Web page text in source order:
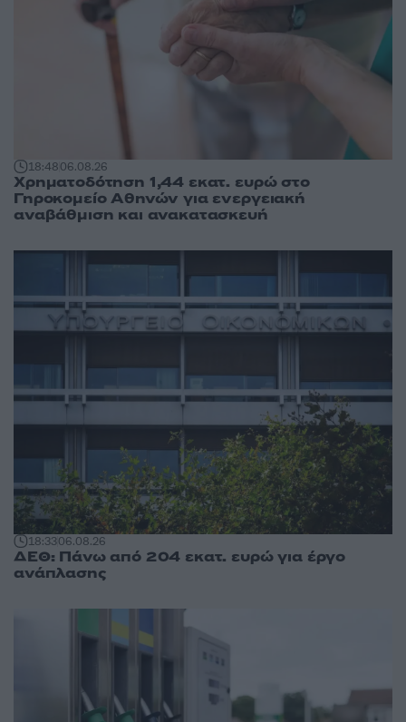
18:4806.08.26
Χρηματοδότηση 1,44 εκατ. ευρώ στο
Γηροκομείο Αθηνών για ενεργειακή
αναβάθμιση και ανακατασκευή
18:3306.08.26
ΔΕΘ: Πάνω από 204 εκατ. ευρώ για έργο
ανάπλασης